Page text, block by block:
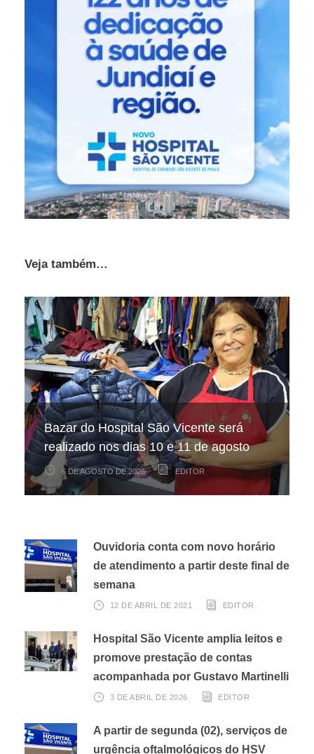
Veja também…
Bazar do Hospital São Vicente será
realizado nos dias 10 e 11 de agosto
6 DE AGOSTO DE 2026 EDITOR
Hospital São Vicente participa de
mapeamento nacional sobre câncer
infantojuvenil
6 DE AGOSTO DE 2026 EDITOR
Hospital São Vicente expande
arrecadação de cupons fiscais pela
Nota Fiscal Paulista
3 DE AGOSTO DE 2026 EDITOR
Ouvidoria conta com novo horário
de atendimento a partir deste final de
semana
12 DE ABRIL DE 2021 EDITOR
Hospital São Vicente amplia leitos e
promove prestação de contas
acompanhada por Gustavo Martinelli
3 DE ABRIL DE 2026 EDITOR
A partir de segunda (02), serviços de
urgência oftalmológicos do HSV